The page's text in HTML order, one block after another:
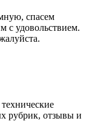
спасем
с удовольствием.
рубрик, отзывы и